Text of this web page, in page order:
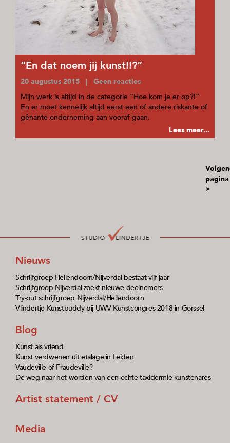
“En dat noem jij kunst!!?”
20 augustus 2015 | Geen reacties
Mijn werk is altijd in de categorie “Hoe kom je er op?!”
En er moet kennelijk altijd eerst een of andere riskante of
gênante onderneming aan vooraf gaan.
Lees meer...
pagina
>
Nieuws
Schrijfgroep Hellendoorn/Nijverdal bestaat vijf jaar
Schrijfgroep Nijverdal zoekt nieuwe deelnemers
Try-out schrijfgroep Nijverdal/Hellendoorn
Vlindertje Kunstbuddy bij UWV Kunstcongres 2018 in Gorssel
Blog
Kunst als vriend
Kunst verdwenen uit etalage in Leiden
Vaudeville of Fraudeville?
De weg naar het worden van een echte taxidermie kunstenares
Artist statement / CV
Media